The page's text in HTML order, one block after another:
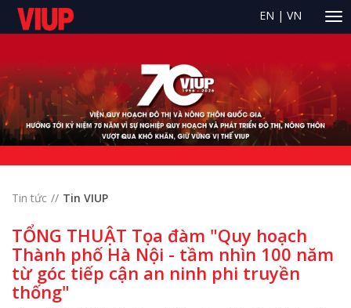
EN | VN
Tin tức Tin VIUP
TỔNG THUẬT Tọa đàm "Quy hoạch
Thành phố Hà Nội - tầm nhìn 100 năm
từ góc tiếp cận an ninh phi truyền
thống"